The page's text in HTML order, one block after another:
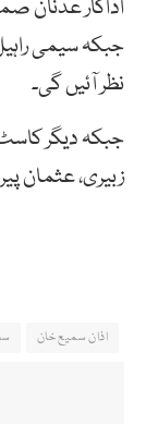
اداکار عدنان
جبکہ سیمی
نظر آئیں گی۔
جبکہ دیگر
زبیری، عثمان
اذان سمیع خان